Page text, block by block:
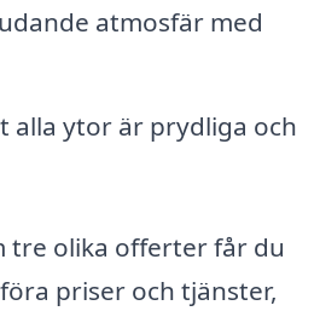
atmosfär med
alla ytor är prydliga och
tre olika offerter får du
priser och tjänster,